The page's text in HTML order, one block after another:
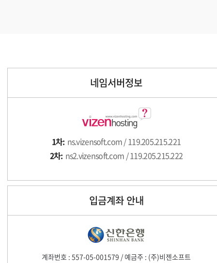
네임서버정보
1차: ns.vizensoft.com / 119.205.215.221
2차: ns2.vizensoft.com / 119.205.215.222
입금계좌 안내
계좌번호 : 557-05-001579 / 예금주 : (주)비젠소프트